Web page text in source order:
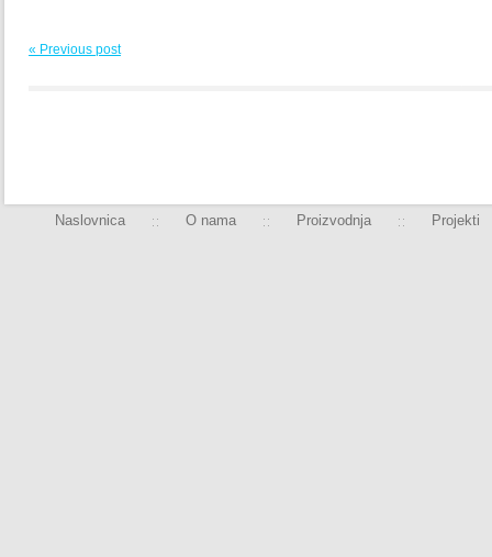
« Previous post
Naslovnica O nama Proizvodnja Projekti